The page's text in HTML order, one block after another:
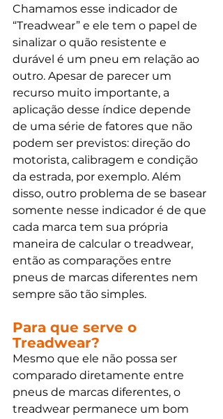
Chamamos esse indicador de
“Treadwear” e ele tem o papel de
sinalizar o quão resistente e
durável é um pneu em relação ao
outro. Apesar de parecer um
recurso muito importante, a
aplicação desse índice depende
de uma série de fatores que não
podem ser previstos: direção do
motorista, calibragem e condição
da estrada, por exemplo. Além
disso, outro problema de se basear
somente nesse indicador é de que
cada marca tem sua própria
maneira de calcular o treadwear,
então as comparações entre
pneus de marcas diferentes nem
sempre são tão simples.
Para que serve o
Treadwear?
Mesmo que ele não possa ser
comparado diretamente entre
pneus de marcas diferentes, o
treadwear permanece um bom